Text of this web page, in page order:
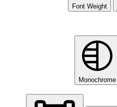
Font Weight
Monochrome